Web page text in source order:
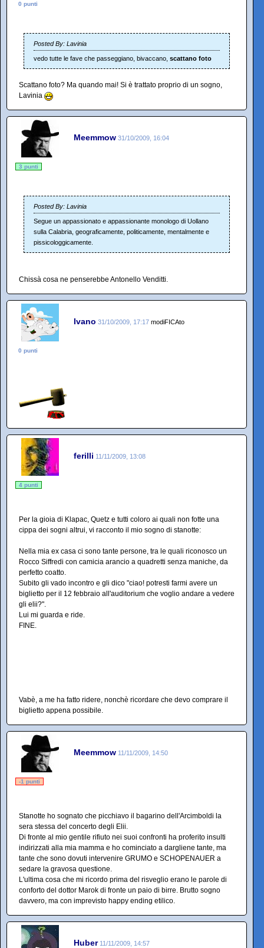
0 punti
Posted By: Lavinia
vedo tutte le fave che passeggiano, bivaccano, scattano foto
Scattano foto? Ma quando mai! Si è trattato proprio di un sogno,
Lavinia
Meemmow 31/10/2009, 16:04
3 punti
Posted By: Lavinia
Segue un appassionato e appassionante monologo di Uollano
sulla Calabria, geograficamente, politicamente, mentalmente e
pissicologgicamente.
Chissà cosa ne penserebbe Antonello Venditti.
Ivano 31/10/2009, 17:17 modiFICAto
0 punti
ferilli 11/11/2009, 13:08
4 punti
Per la gioia di Klapac, Quetz e tutti coloro ai quali non fotte una
cippa dei sogni altrui, vi racconto il mio sogno di stanotte:
Nella mia ex casa ci sono tante persone, tra le quali riconosco un
Rocco Siffredi con camicia arancio a quadretti senza maniche, da
perfetto coatto.
Subito gli vado incontro e gli dico "ciao! potresti farmi avere un
biglietto per il 12 febbraio all'auditorium che voglio andare a vedere
gli elii?".
Lui mi guarda e ride.
FINE.
Vabè, a me ha fatto ridere, nonchè ricordare che devo comprare il
biglietto appena possibile.
Meemmow 11/11/2009, 14:50
-1 punti
Stanotte ho sognato che picchiavo il bagarino dell'Arcimboldi la
sera stessa del concerto degli Elii.
Di fronte al mio gentile rifiuto nei suoi confronti ha proferito insulti
indirizzati alla mia mamma e ho cominciato a dargliene tante, ma
tante che sono dovuti intervenire GRUMO e SCHOPENAUER a
sedare la gravosa questione.
L'ultima cosa che mi ricordo prima del risveglio erano le parole di
conforto del dottor Marok di fronte un paio di birre. Brutto sogno
davvero, ma con imprevisto happy ending etilico.
Huber 11/11/2009, 14:57